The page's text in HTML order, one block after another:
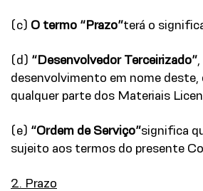
(c) O termo “Prazo”terá o
(d) “Desenvolvedor Terceirizado”
desenvolvimento em nome deste,
qualquer parte dos Materiais
(e) “Ordem de Serviço”significa
sujeito aos termos do presente
2. Prazo